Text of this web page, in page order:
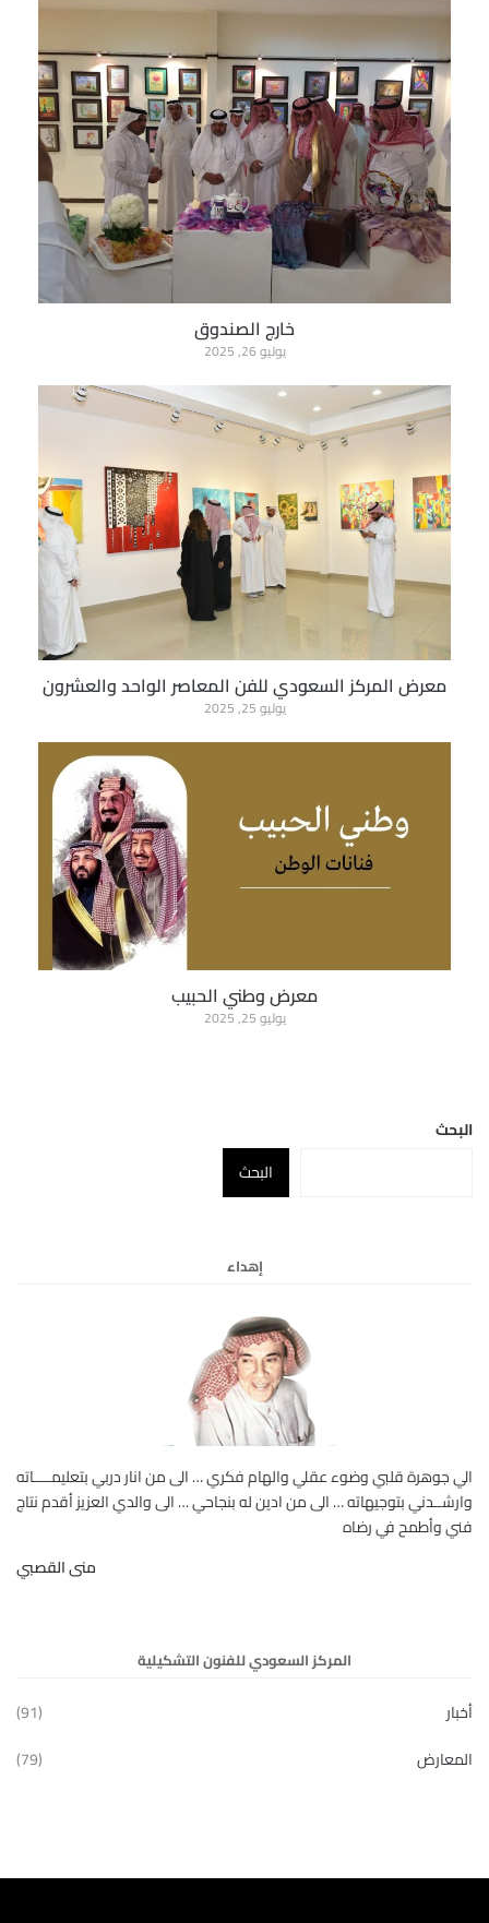
خارج الصندوق
يوليو 26, 2025
معرض المركز السعودي للفن المعاصر الواحد والعشرون
يوليو 25, 2025
معرض وطني الحبيب
يوليو 25, 2025
البحث
البحث
إهداء
الي جوهرة قلبي وضوء عقلي والهام فكري … الى من انار دربي بتعليمــــاته
وارشــدني بتوجيهاته … الى من ادين له بنجاحي … الى والدي العزيز أقدم نتاج
فني وأطمح في رضاه
منى القصبي
المركز السعودي للفنون التشكيلية
أخبار
(91)
المعارض
(79)